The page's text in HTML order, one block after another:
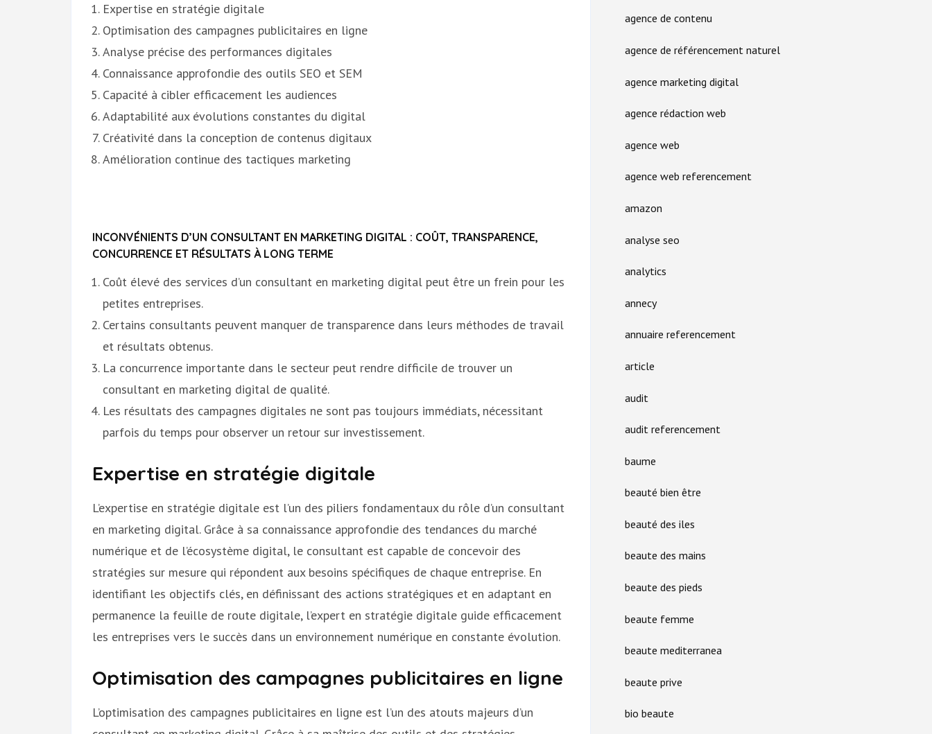
Expertise en stratégie digitale
Optimisation des campagnes publicitaires en ligne
Analyse précise des performances digitales
Connaissance approfondie des outils SEO et SEM
Capacité à cibler efficacement les audiences
Adaptabilité aux évolutions constantes du digital
Créativité dans la conception de contenus digitaux
Amélioration continue des tactiques marketing
INCONVÉNIENTS D’UN CONSULTANT EN MARKETING DIGITAL : COÛT, TRANSPARENCE,
CONCURRENCE ET RÉSULTATS À LONG TERME
Coût élevé des services d’un consultant en marketing digital peut être un frein pour les
petites entreprises.
Certains consultants peuvent manquer de transparence dans leurs méthodes de travail
et résultats obtenus.
La concurrence importante dans le secteur peut rendre difficile de trouver un
consultant en marketing digital de qualité.
Les résultats des campagnes digitales ne sont pas toujours immédiats, nécessitant
parfois du temps pour observer un retour sur investissement.
Expertise en stratégie digitale
L’expertise en stratégie digitale est l’un des piliers fondamentaux du rôle d’un consultant
en marketing digital. Grâce à sa connaissance approfondie des tendances du marché
numérique et de l’écosystème digital, le consultant est capable de concevoir des
stratégies sur mesure qui répondent aux besoins spécifiques de chaque entreprise. En
identifiant les objectifs clés, en définissant des actions stratégiques et en adaptant en
permanence la feuille de route digitale, l’expert en stratégie digitale guide efficacement
les entreprises vers le succès dans un environnement numérique en constante évolution.
Optimisation des campagnes publicitaires en ligne
L’optimisation des campagnes publicitaires en ligne est l’un des atouts majeurs d’un
agence de contenu
agence de référencement naturel
agence marketing digital
agence rédaction web
agence web
agence web referencement
amazon
analyse seo
analytics
annecy
annuaire referencement
article
audit
audit referencement
baume
beauté bien être
beauté des iles
beaute des mains
beaute des pieds
beaute femme
beaute mediterranea
beaute prive
bio beaute